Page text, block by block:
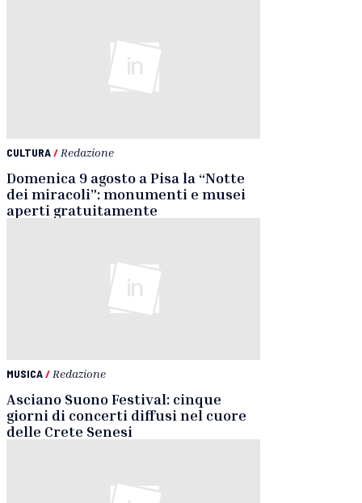
CULTURA/ Redazione
Domenica 9 agosto a Pisa la “Notte
dei miracoli”: monumenti e musei
aperti gratuitamente
MUSICA/ Redazione
Asciano Suono Festival: cinque
giorni di concerti diffusi nel cuore
delle Crete Senesi